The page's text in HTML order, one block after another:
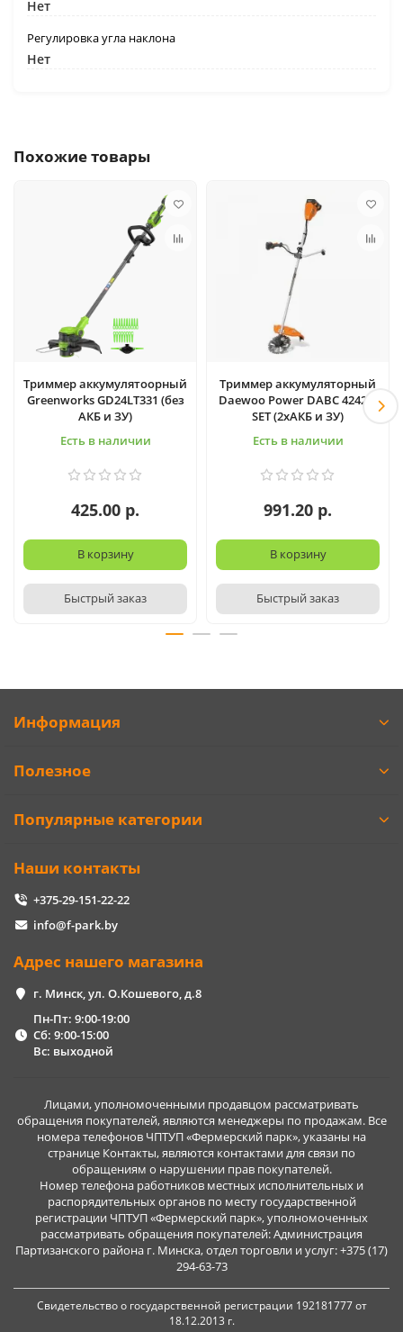
Нет
Регулировка угла наклона
Нет
Похожие товары
Триммер аккумулятоорный
Greenworks GD24LT331 (без
АКБ и ЗУ)
Есть в наличии
425.00 р.
В корзину
Быстрый заказ
Триммер аккумуляторный
Daewoo Power DABC 4242Li
SET (2хАКБ и ЗУ)
Есть в наличии
991.20 р.
В корзину
Быстрый заказ
Информация
Полезное
Популярные категории
Наши контакты
+375-29-151-22-22
info@f-park.by
Адрес нашего магазина
г. Минск, ул. О.Кошевого, д.8
Пн-Пт: 9:00-19:00
Сб: 9:00-15:00
Вс: выходной
Лицами, уполномоченными продавцом рассматривать
обращения покупателей, являются менеджеры по продажам. Все
номера телефонов ЧПТУП «Фермерский парк», указаны на
странице Контакты, являются контактами для связи по
обращениям о нарушении прав покупателей.
Номер телефона работников местных исполнительных и
распорядительных органов по месту государственной
регистрации ЧПТУП «Фермерский парк», уполномоченных
рассматривать обращения покупателей: Администрация
Партизанского района г. Минска, отдел торговли и услуг: +375 (17)
294-63-73
Свидетельство о государственной регистрации 192181777 от
18.12.2013 г.